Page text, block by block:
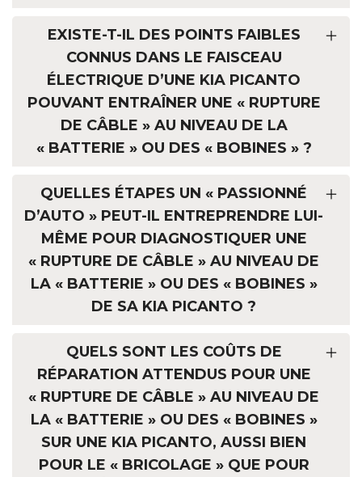
EXISTE-T-IL DES POINTS FAIBLES
CONNUS DANS LE FAISCEAU
ÉLECTRIQUE D’UNE KIA PICANTO
POUVANT ENTRAÎNER UNE « RUPTURE
DE CÂBLE » AU NIVEAU DE LA
« BATTERIE » OU DES « BOBINES » ?
QUELLES ÉTAPES UN « PASSIONNÉ
D’AUTO » PEUT-IL ENTREPRENDRE LUI-
MÊME POUR DIAGNOSTIQUER UNE
« RUPTURE DE CÂBLE » AU NIVEAU DE
LA « BATTERIE » OU DES « BOBINES »
DE SA KIA PICANTO ?
QUELS SONT LES COÛTS DE
RÉPARATION ATTENDUS POUR UNE
« RUPTURE DE CÂBLE » AU NIVEAU DE
LA « BATTERIE » OU DES « BOBINES »
SUR UNE KIA PICANTO, AUSSI BIEN
POUR LE « BRICOLAGE » QUE POUR